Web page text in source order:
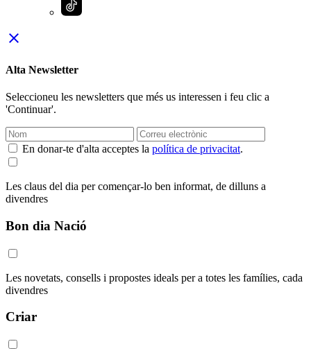
close
Alta Newsletter
Seleccioneu les newsletters que més us interessen i feu clic a
'Continuar'.
En donar-te d'alta acceptes la política de privacitat.
Les claus del dia per començar-lo ben informat, de dilluns a
divendres
Bon dia Nació
Les novetats, consells i propostes ideals per a totes les famílies, cada
divendres
Criar